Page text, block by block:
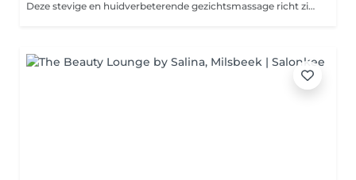
Deze stevige en huidverbeterende gezichtsmassage richt zich op de dieper gelegen huidlagen. De massage bevordert de doorbloeding en stimuleert de aanmaak van collageen en elastine waardoor je huid vernieuwt en verstevigt. Een bindweefselmassage voor het gezicht is effectief bij rimpeltjes en bepaalde huidproblemen. Voor een optimaal resultaat is het aan te raden om een kuur van meerdere behandelingen te nemen. Beperkingen: Niet geschikt tijdens zwangerschap, bij gebruik van bloedverdunners, bij een actieve koortslip, actieve acne, rosacea, een zeer gevoelige huid of huidinfecties. Goed om te weten: Draag loszittende kleding. Voor de massage vragen wij je de bovenkleding uit te doen. Sieraden graag vooraf afdoen. Voor optimaal en langdurig resultaat adviseren wij een kuur.